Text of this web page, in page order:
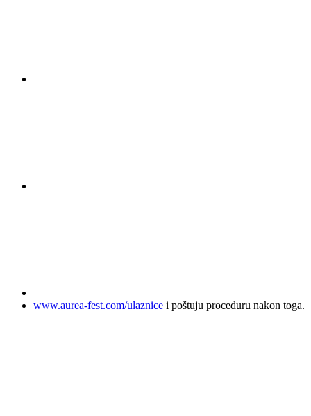
www.aurea-fest.com/ulaznice i poštuju proceduru nakon toga.